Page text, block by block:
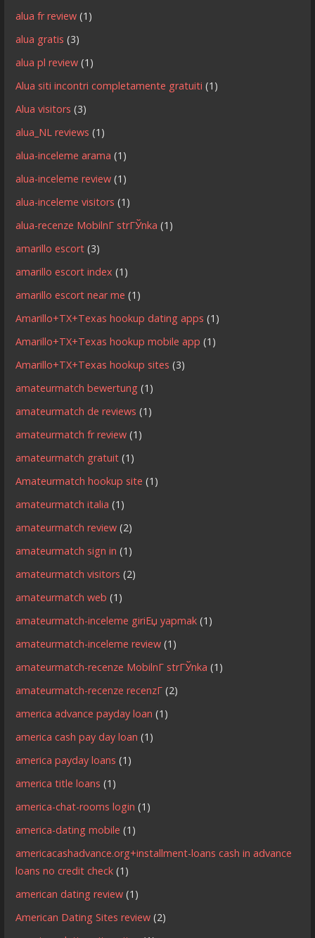
alua fr review (1)
alua gratis (3)
alua pl review (1)
Alua siti incontri completamente gratuiti (1)
Alua visitors (3)
alua_NL reviews (1)
alua-inceleme arama (1)
alua-inceleme review (1)
alua-inceleme visitors (1)
alua-recenze MobilnГ­ strГЎnka (1)
amarillo escort (3)
amarillo escort index (1)
amarillo escort near me (1)
Amarillo+TX+Texas hookup dating apps (1)
Amarillo+TX+Texas hookup mobile app (1)
Amarillo+TX+Texas hookup sites (3)
amateurmatch bewertung (1)
amateurmatch de reviews (1)
amateurmatch fr review (1)
amateurmatch gratuit (1)
Amateurmatch hookup site (1)
amateurmatch italia (1)
amateurmatch review (2)
amateurmatch sign in (1)
amateurmatch visitors (2)
amateurmatch web (1)
amateurmatch-inceleme giriЕџ yapmak (1)
amateurmatch-inceleme review (1)
amateurmatch-recenze MobilnГ­ strГЎnka (1)
amateurmatch-recenze recenzГ­ (2)
america advance payday loan (1)
america cash pay day loan (1)
america payday loans (1)
america title loans (1)
america-chat-rooms login (1)
america-dating mobile (1)
americacashadvance.org+installment-loans cash in advance
loans no credit check (1)
american dating review (1)
American Dating Sites review (2)